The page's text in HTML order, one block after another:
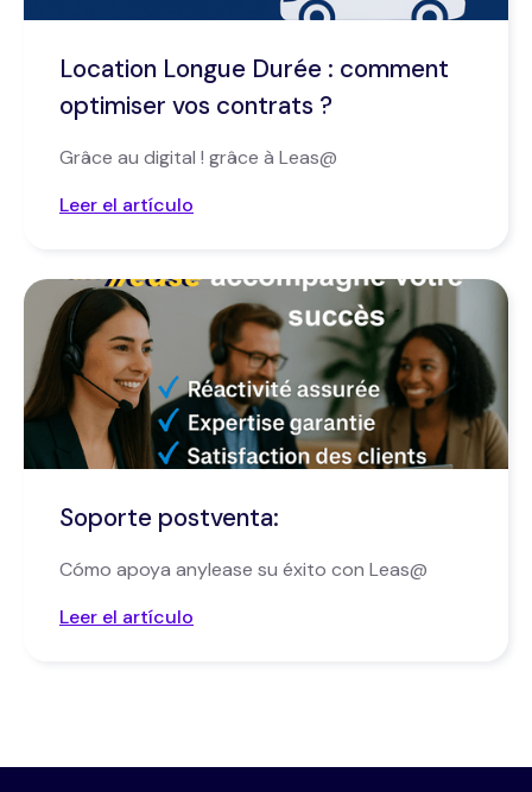
Location Longue Durée : comment
optimiser vos contrats ?
Grâce au digital ! grâce à Leas@
Leer el artículo
Soporte postventa:
Cómo apoya anylease su éxito con Leas@
Leer el artículo